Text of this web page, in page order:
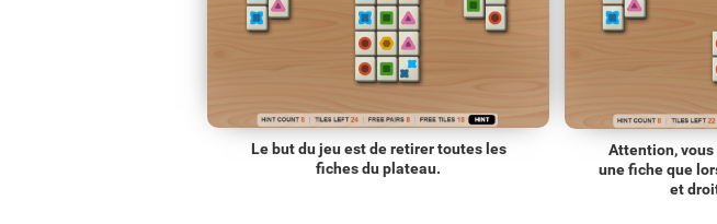
Le but du jeu est de retirer toutes les
fiches du plateau.
Attention,
une fiche que
et